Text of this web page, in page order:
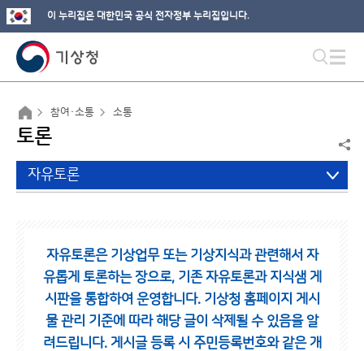
이 누리집은 대한민국 공식 전자정부 누리집입니다.
참여·소통 소통
토론
자유토론
자유토론은 기상업무 또는 기상지식과 관련해서 자
유롭게 토론하는 장으로, 기존 자유토론과 지식샘 게
시판을 통합하여 운영합니다. 기상청 홈페이지 게시
물 관리 기준에 따라 해당 글이 삭제될 수 있음을 알
려드립니다. 게시글 등록 시 주민등록번호와 같은 개